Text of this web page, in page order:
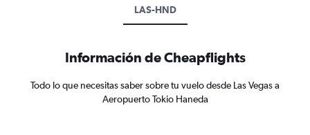
LAS-HND
Información de Cheapflights
Todo lo que necesitas saber sobre tu vuelo desde Las Vegas a
Aeropuerto Tokio Haneda